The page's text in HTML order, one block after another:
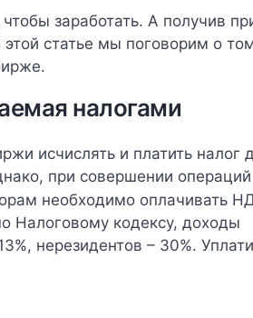
заработать. А получив
статье мы поговорим о
налогами
исчислять и платить налог
при совершении
необходимо оплачивать
Налоговому кодексу, доходы
нерезидентов – 30%.